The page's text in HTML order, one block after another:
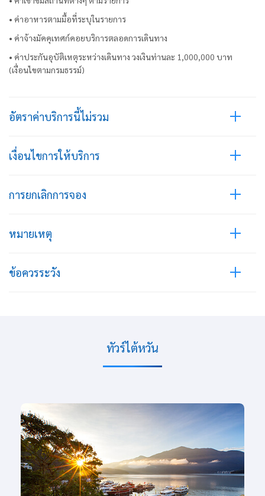
• ค่าอาหารตามมื้อที่ระบุในรายการ
• ค่าจ้างมัคคุเทศก์คอยบริการตลอดการเดินทาง
• ค่าประกันอุบัติเหตุระหว่างเดินทาง วงเงินท่านละ 1,000,000 บาท
(เงื่อนไขตามกรมธรรม์)
อัตราค่าบริการนี้ไม่รวม
เงื่อนไขการให้บริการ
การยกเลิกการจอง
หมายเหตุ
ข้อควรระวัง
ทัวร์ไต้หวัน